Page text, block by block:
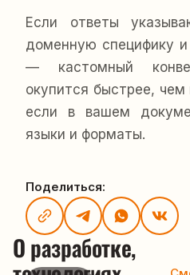
Если ответы
доменную специфику
— кастомный
окупится быстрее,
если в вашем
языки и форматы.
Поделиться:
О разработке,